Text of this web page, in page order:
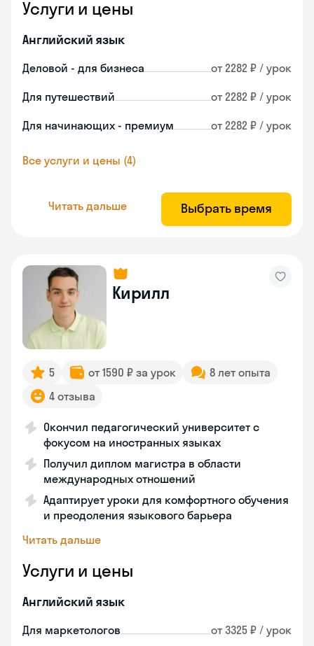
Услуги и цены
Английский язык
Деловой - для бизнеса от 2282 ₽ / урок
Для путешествий от 2282 ₽ / урок
Для начинающих - премиум от 2282 ₽ / урок
Все услуги и цены (4)
Читать дальше Выбрать время
Кирилл
5 от 1590 ₽ за урок
8 лет опыта
4 отзыва
Окончил педагогический университет с
фокусом на иностранных языках
Получил диплом магистра в области
международных отношений
Адаптирует уроки для комфортного обучения
и преодоления языкового барьера
Читать дальше
Услуги и цены
Английский язык
Для маркетологов от 3325 ₽ / урок